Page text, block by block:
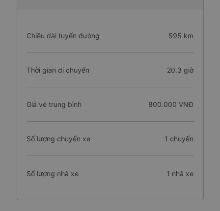
Chiều dài tuyến đường 595 km
Thời gian di chuyển 20.3 giờ
Giá vé trung bình 800.000 VNĐ
Số lượng chuyến xe 1 chuyến
Số lượng nhà xe 1 nhà xe